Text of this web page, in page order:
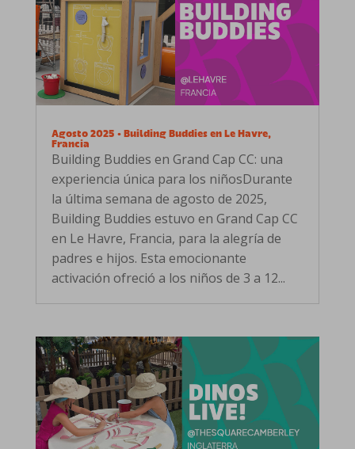
Agosto 2025 • Building Buddies en Le Havre,
Francia
Building Buddies en Grand Cap CC: una
experiencia única para los niñosDurante
la última semana de agosto de 2025,
Building Buddies estuvo en Grand Cap CC
en Le Havre, Francia, para la alegría de
padres e hijos. Esta emocionante
activación ofreció a los niños de 3 a 12...